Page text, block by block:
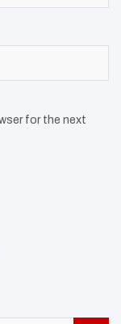
for the next